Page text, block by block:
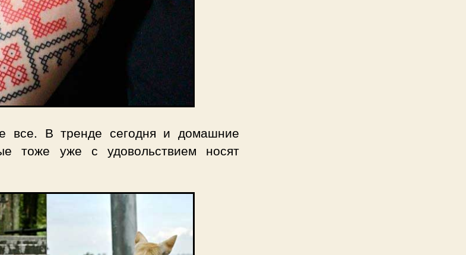
В тренде сегодня и домашние
тоже уже с удовольствием носят